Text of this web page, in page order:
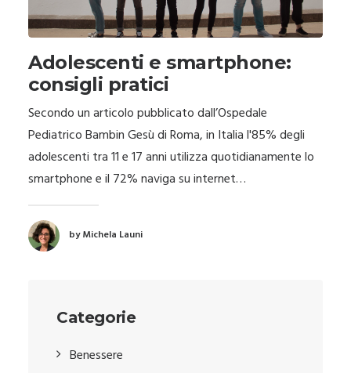
Adolescenti e smartphone:
consigli pratici
Secondo un articolo pubblicato dall’Ospedale
Pediatrico Bambin Gesù di Roma, in Italia l'85% degli
adolescenti tra 11 e 17 anni utilizza quotidianamente lo
smartphone e il 72% naviga su internet…
by Michela Launi
Categorie
Benessere